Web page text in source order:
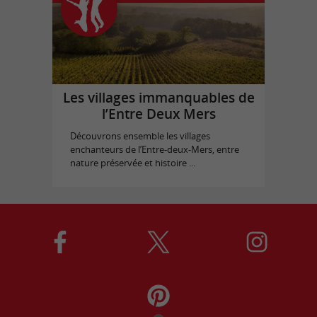
Les villages immanquables de
l’Entre Deux Mers
Découvrons ensemble les villages
enchanteurs de l’Entre-deux-Mers, entre
nature préservée et histoire ...